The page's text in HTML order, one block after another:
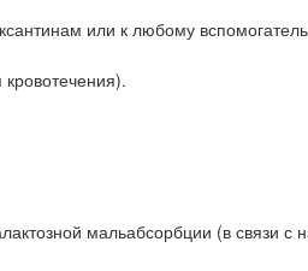
или к любому
мальабсорбции (в связи с